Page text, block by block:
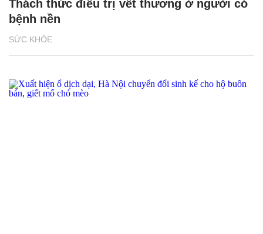
SỨC KHỎE
Thách thức điều trị vết thương ở người có
bệnh nền